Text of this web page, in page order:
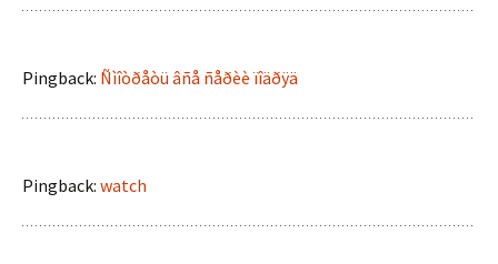
Pingback: Ñìîòðåòü âñå ñåðèè ïîäðÿä
Pingback: watch